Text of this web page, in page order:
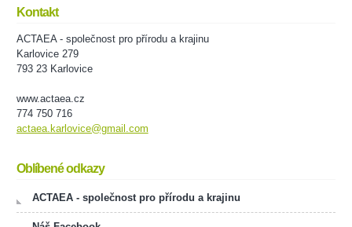
Kontakt
ACTAEA - společnost pro přírodu a krajinu
Karlovice 279
793 23 Karlovice
www.actaea.cz
774 750 716
actaea.karlovice@gmail.com
Oblíbené odkazy
ACTAEA - společnost pro přírodu a krajinu